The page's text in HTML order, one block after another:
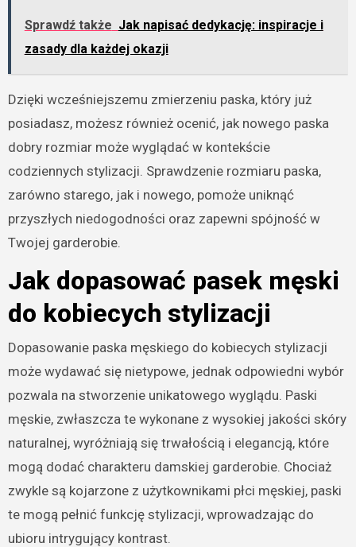
Sprawdź także Jak napisać dedykację: inspiracje i
zasady dla każdej okazji
Dzięki wcześniejszemu zmierzeniu paska, który już
posiadasz, możesz również ocenić, jak nowego paska
dobry rozmiar może wyglądać w kontekście
codziennych stylizacji. Sprawdzenie rozmiaru paska,
zarówno starego, jak i nowego, pomoże uniknąć
przyszłych niedogodności oraz zapewni spójność w
Twojej garderobie.
Jak dopasować pasek męski
do kobiecych stylizacji
Dopasowanie paska męskiego do kobiecych stylizacji
może wydawać się nietypowe, jednak odpowiedni wybór
pozwala na stworzenie unikatowego wyglądu. Paski
męskie, zwłaszcza te wykonane z wysokiej jakości skóry
naturalnej, wyróżniają się trwałością i elegancją, które
mogą dodać charakteru damskiej garderobie. Chociaż
zwykle są kojarzone z użytkownikami płci męskiej, paski
te mogą pełnić funkcję stylizacji, wprowadzając do
ubioru intrygujący kontrast.